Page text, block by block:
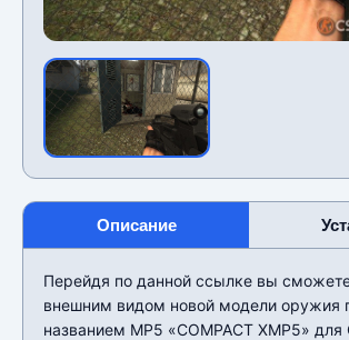
Описание
Перейдя по данной ссылке вы
внешним видом новой модели оружия
названием MP5 «COMPACT XMP5» для